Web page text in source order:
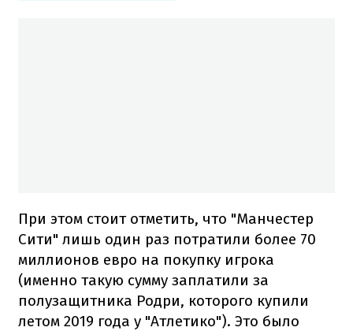
При этом стоит отметить, что "Манчестер
Сити" лишь один раз потратили более 70
миллионов евро на покупку игрока
(именно такую сумму заплатили за
полузащитника Родри, которого купили
летом 2019 года у "Атлетико"). Это было